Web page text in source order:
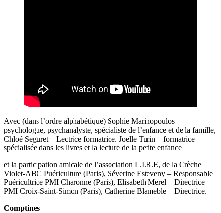
Avec (dans l’ordre alphabétique) Sophie Marinopoulos –
psychologue, psychanalyste, spécialiste de l’enfance et de la famille,
Chloé Seguret – Lectrice formatrice, Joelle Turin – formatrice
spécialisée dans les livres et la lecture de la petite enfance
et la participation amicale de l’association L.I.R.E, de la Crèche
Violet-ABC Puériculture (Paris), Séverine Esteveny – Responsable
Puéricultrice PMI Charonne (Paris), Elisabeth Merel – Directrice
PMI Croix-Saint-Simon (Paris), Catherine Blameble – Directrice.
Comptines